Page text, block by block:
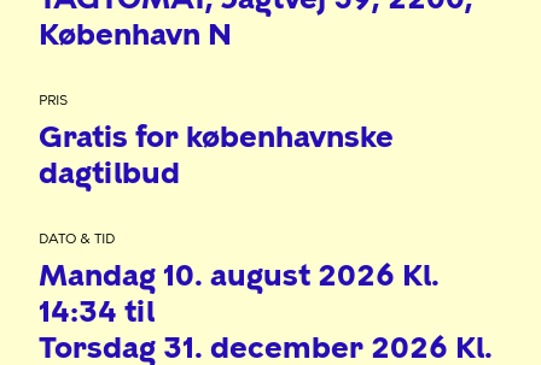
København N
PRIS
Gratis for københavnske
dagtilbud
DATO & TID
Mandag 10. august 2026 Kl.
14:34 til
Torsdag 31. december 2026 Kl.